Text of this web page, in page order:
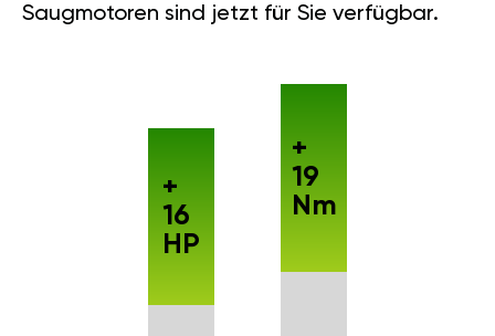
Saugmotoren sind jetzt für Sie verfügbar.
+
16
HP
+
19
Nm